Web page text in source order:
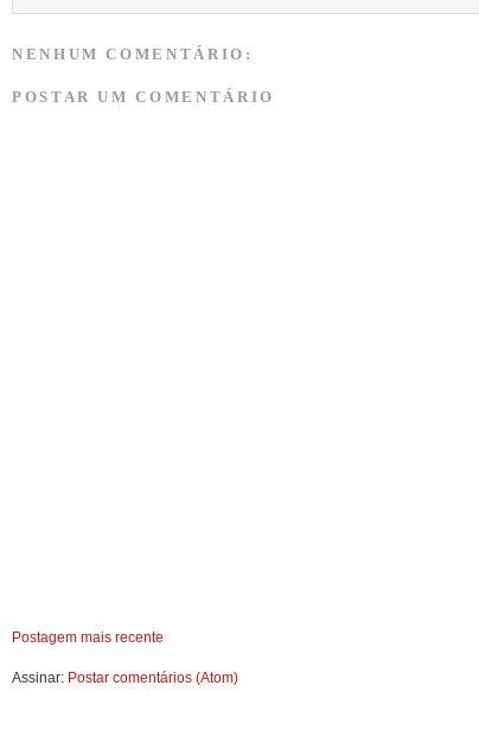
NENHUM COMENTÁRIO:
POSTAR UM COMENTÁRIO
Postagem mais recente
Assinar: Postar comentários (Atom)